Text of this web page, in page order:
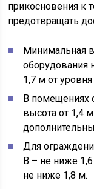
прикосновения к
предотвращать
Минимальная
оборудования
1,7 м от
В помещениях
высота от 1,4
Для
В – не ниже
не ниже 1,8 м.